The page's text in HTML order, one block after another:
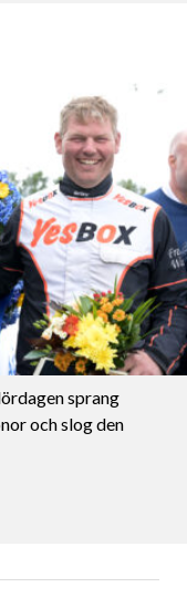
sprang
och slog den